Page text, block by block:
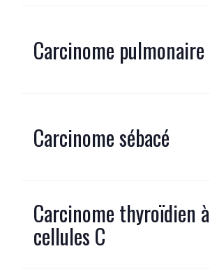
Carcinome pulmonaire
Carcinome sébacé
Carcinome thyroïdien à
cellules C